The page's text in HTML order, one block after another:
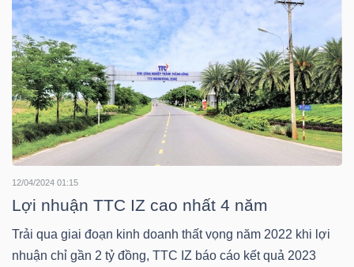
12/04/2024 01:15
Lợi nhuận TTC IZ cao nhất 4 năm
Trải qua giai đoạn kinh doanh thất vọng năm 2022 khi lợi
nhuận chỉ gần 2 tỷ đồng, TTC IZ báo cáo kết quả 2023
PHÁI
SINH
TRÁI
PHIẾU
CÔNG